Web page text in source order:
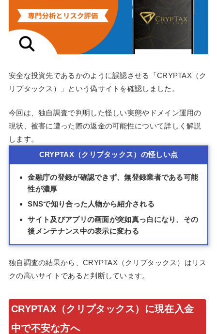
安全な投資先であるかのように誤認させる「CRYPTAX（ク
リプタックス）」という偽サイトを確認しました。
今回は、独自調査で判明した怪しい実態やドメイン運用の
現状、被害に遭った際の返金の可能性について詳しく解説
します。
CRYPTAX（クリプタックス）の怪しい点
金融庁の登録が確認できず、無登録業者である可能
性が濃厚
SNSで知り合った人物から紹介される
サイト及びアプリの画面が突如真っ白になり、その
後メンテナンス中の表示に変わる
独自調査の結果から、CRYPTAX（クリプタックス）はリス
クの高いサイトであると判断しています。
CRYPTAX（クリプタックス）に現在入金
中で不安な方へ